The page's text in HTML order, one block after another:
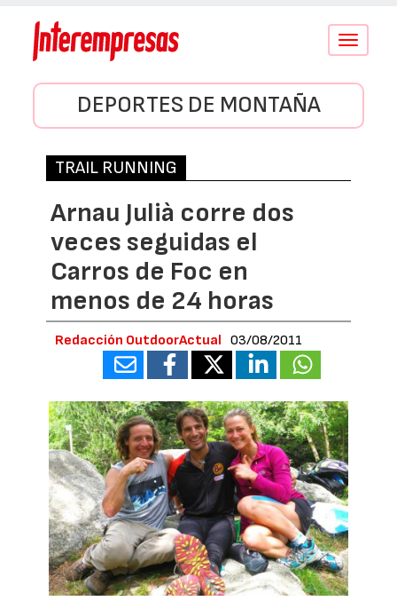
Conmutar
DEPORTES DE MONTAÑA
TRAIL RUNNING
Arnau Julià corre dos
veces seguidas el
Carros de Foc en
menos de 24 horas
Redacción OutdoorActual 03/08/2011